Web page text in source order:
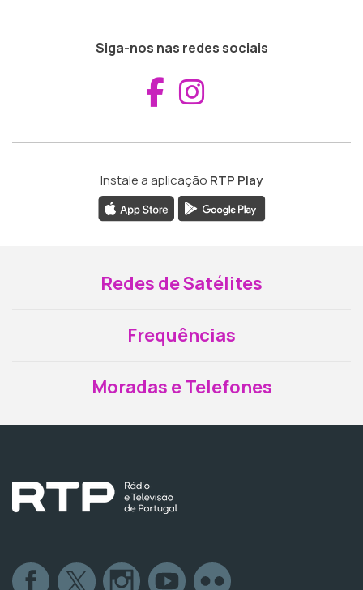
Siga-nos nas redes sociais
Aceder ao
Instale a aplicação RTP Play
Redes de Satélites
Frequências
Moradas e Telefones